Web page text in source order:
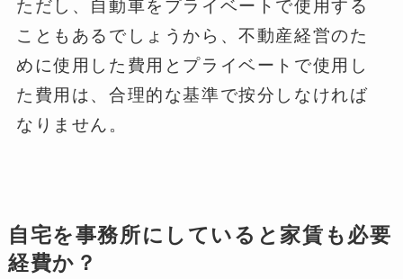
ただし、自動車をプライベートで使用する
こともあるでしょうから、不動産経営のた
めに使用した費用とプライベートで使用し
た費用は、合理的な基準で按分しなければ
なりません。
自宅を事務所にしていると家賃も必要
経費か？